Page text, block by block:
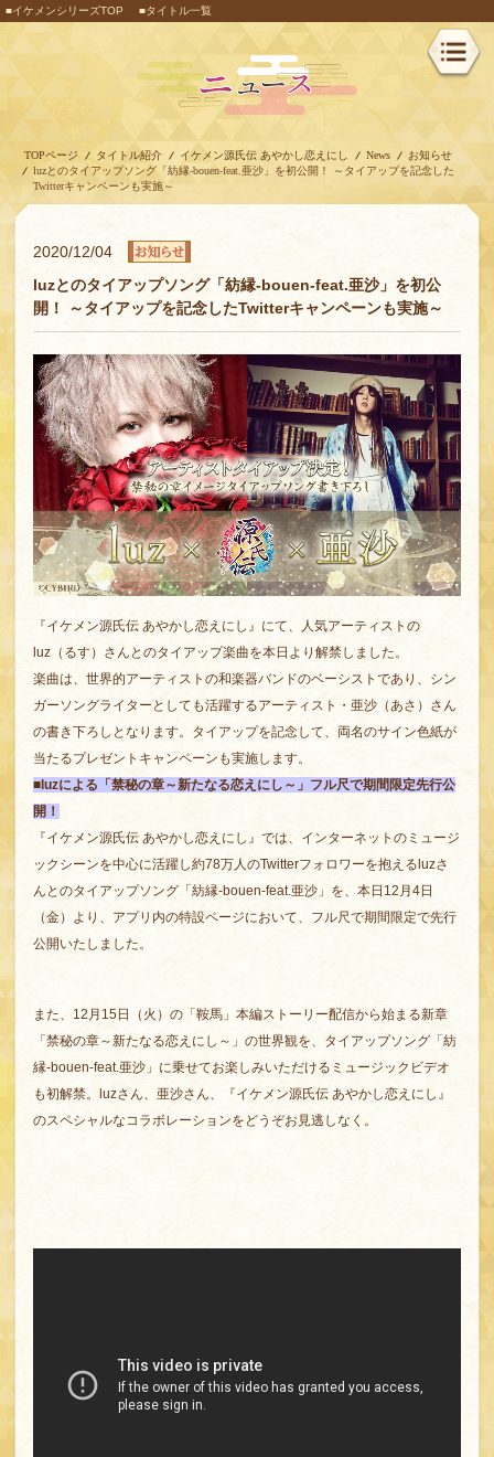
■イケメンシリーズTOP ■タイトル一覧
TOPページ タイトル紹介 イケメン源氏伝 あやかし恋えにし News
お知らせ
luzとのタイアップソング「紡縁-bouen-feat.亜沙」を初公開！ ～タイアップを記念した
Twitterキャンペーンも実施～
2020/12/04
luzとのタイアップソング「紡縁-bouen-feat.亜沙」を初公
開！ ～タイアップを記念したTwitterキャンペーンも実施～
『イケメン源氏伝 あやかし恋えにし』にて、人気アーティストの
luz（るす）さんとのタイアップ楽曲を本日より解禁しました。
楽曲は、世界的アーティストの和楽器バンドのベーシストであり、シン
ガーソングライターとしても活躍するアーティスト・亜沙（あさ）さん
の書き下ろしとなります。タイアップを記念して、両名のサイン色紙が
当たるプレゼントキャンペーンも実施します。
■luzによる「禁秘の章～新たなる恋えにし～」フル尺で期間限定先行公
開！
『イケメン源氏伝 あやかし恋えにし』では、インターネットのミュージ
ックシーンを中心に活躍し約78万人のTwitterフォロワーを抱えるluzさ
んとのタイアップソング「紡縁-bouen-feat.亜沙」を、本日12月4日
（金）より、アプリ内の特設ページにおいて、フル尺で期間限定で先行
公開いたしました。
また、12月15日（火）の「鞍馬」本編ストーリー配信から始まる新章
「禁秘の章～新たなる恋えにし～」の世界観を、タイアップソング「紡
縁-bouen-feat.亜沙」に乗せてお楽しみいただけるミュージックビデオ
も初解禁。luzさん、亜沙さん、『イケメン源氏伝 あやかし恋えにし』
のスペシャルなコラボレーションをどうぞお見逃しなく。